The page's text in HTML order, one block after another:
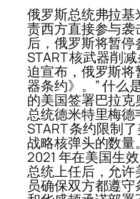
俄罗斯总统弗拉基
责西方直接参与
后，俄罗斯将暂
START 核武器削
迫宣布，俄罗斯
器条约》。” 什么
的美国签署巴拉
总统德米特里梅德
START 条约限制
战略核弹头的数量
2021 年在美国生
总统上任后，允
员确保双方都遵